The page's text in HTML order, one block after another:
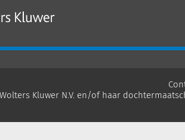
Kluwer N.V. en/of haar